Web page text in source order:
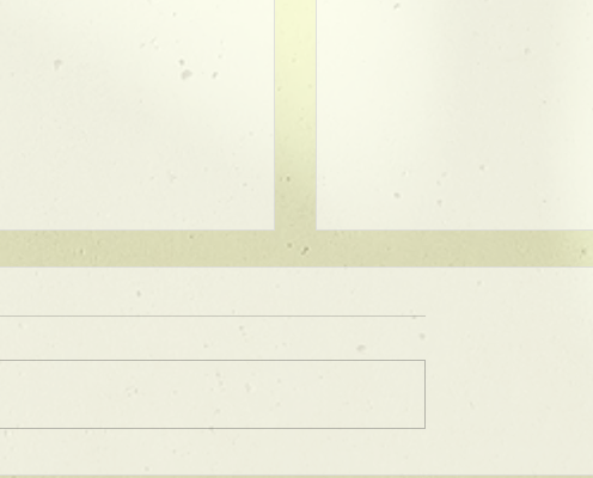
ンボブ【ぱつっとボ
だけのまとまるボブを提供